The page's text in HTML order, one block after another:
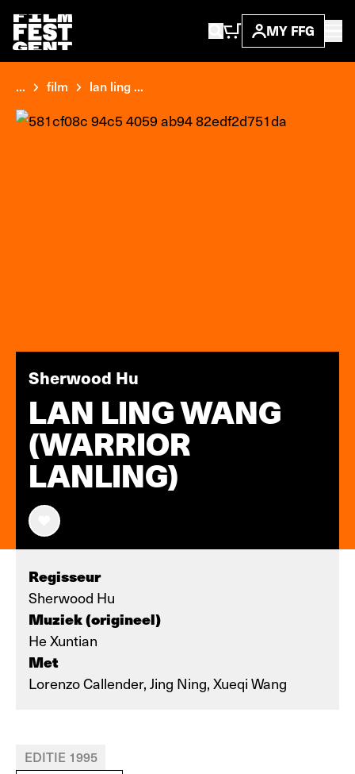
MY FFG
... film lan ling ...
Sherwood Hu
LAN LING WANG
(WARRIOR
LANLING)
Regisseur
Sherwood Hu
Muziek (origineel)
He Xuntian
Met
Lorenzo Callender, Jing Ning, Xueqi Wang
EDITIE 1995